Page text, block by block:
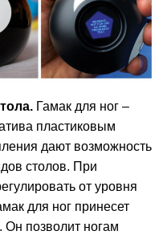
Гамак для ног –
пластиковым
дают возможность
столов. При
от уровня
для ног принесет
Он позволит ногам